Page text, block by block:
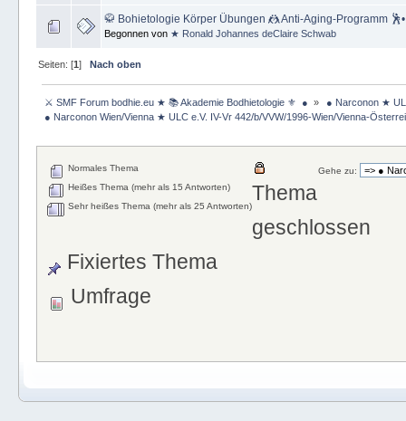
🥋 Bohietologie Körper Übungen 🤼 Anti-Aging-Programm 🕺•
Begonnen von ★ Ronald Johannes deClaire Schwab
Seiten: [1] Nach oben
⚔ SMF Forum bodhie.eu ★ 📚 Akademie Bodhietologie ⚜  ● »
● Narconon ★
● Narconon Wien/Vienna ★ ULC e.V. IV-Vr 442/b/VVW/1996-Wien/Vienna-
Gehe zu:
Normales Thema
Heißes Thema (mehr als 15 Antworten)
Sehr heißes Thema (mehr als 25 Antworten)
Thema
geschlossen
Fixiertes Thema
Umfrage